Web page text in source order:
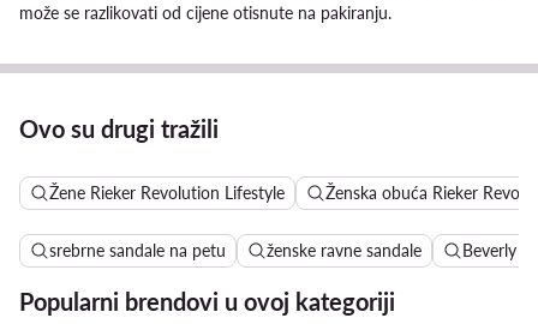
može se razlikovati od cijene otisnute na pakiranju.
Ovo su drugi tražili
Žene Rieker Revolution Lifestyle Ženska obuća Rieker
srebrne sandale na petu ženske ravne sandale Beverly
Popularni brendovi u ovoj kategoriji